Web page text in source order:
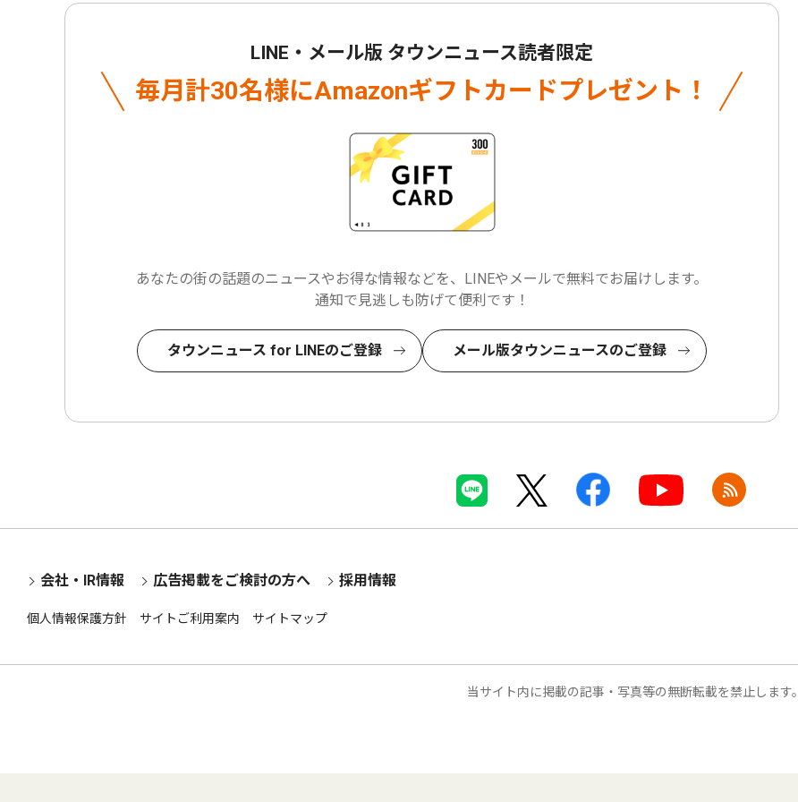
LINE・メール版 タウンニュース読者限定
毎月計30名様にAmazonギフトカードプレゼント！
あなたの街の話題のニュースやお得な情報などを、LINEやメールで無料でお届けします。
通知で見逃しも防げて便利です！
タウンニュース for LINEのご登録 メール版タウンニュースのご登録
会社・IR情報 広告掲載をご検討の方へ 採用情報
個人情報保護方針 サイトご利用案内 サイトマップ
当サイト内に掲載の記事・写真等の無断転載を禁止します。